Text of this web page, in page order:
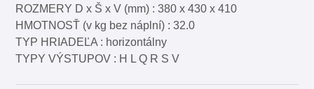
ROZMERY D x Š x V (mm) : 380 x 430 x 410
HMOTNOSŤ (v kg bez náplní) : 32.0
TYP HRIADEĽA : horizontálny
TYPY VÝSTUPOV : H L Q R S V